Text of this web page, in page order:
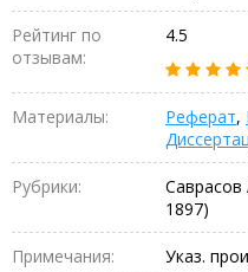
Рейтинг по
отзывам:
4.5
Материалы: Реферат,
Рубрики:
Саврасов
1897)
Примечания: Указ.